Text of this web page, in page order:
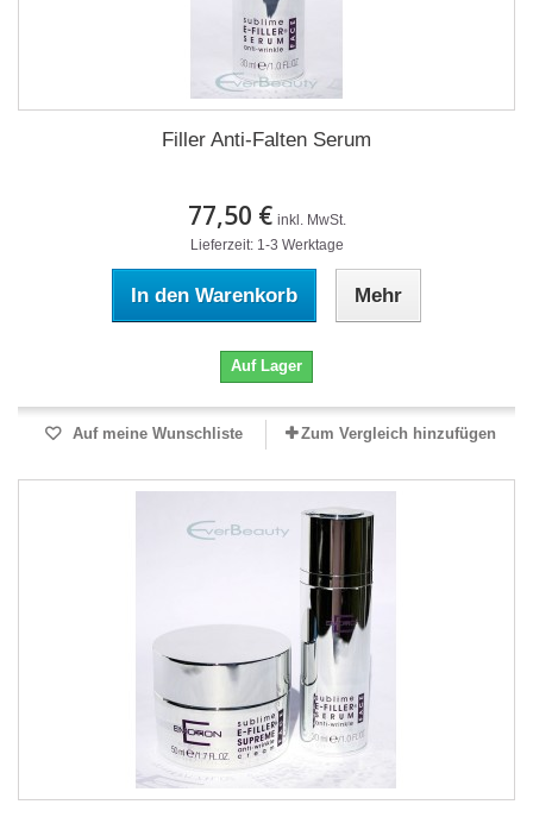
Filler Anti-Falten Serum
77,50 € inkl. MwSt.
Lieferzeit: 1-3 Werktage
In den Warenkorb Mehr
Auf Lager
Auf meine Wunschliste Zum Vergleich hinzufügen